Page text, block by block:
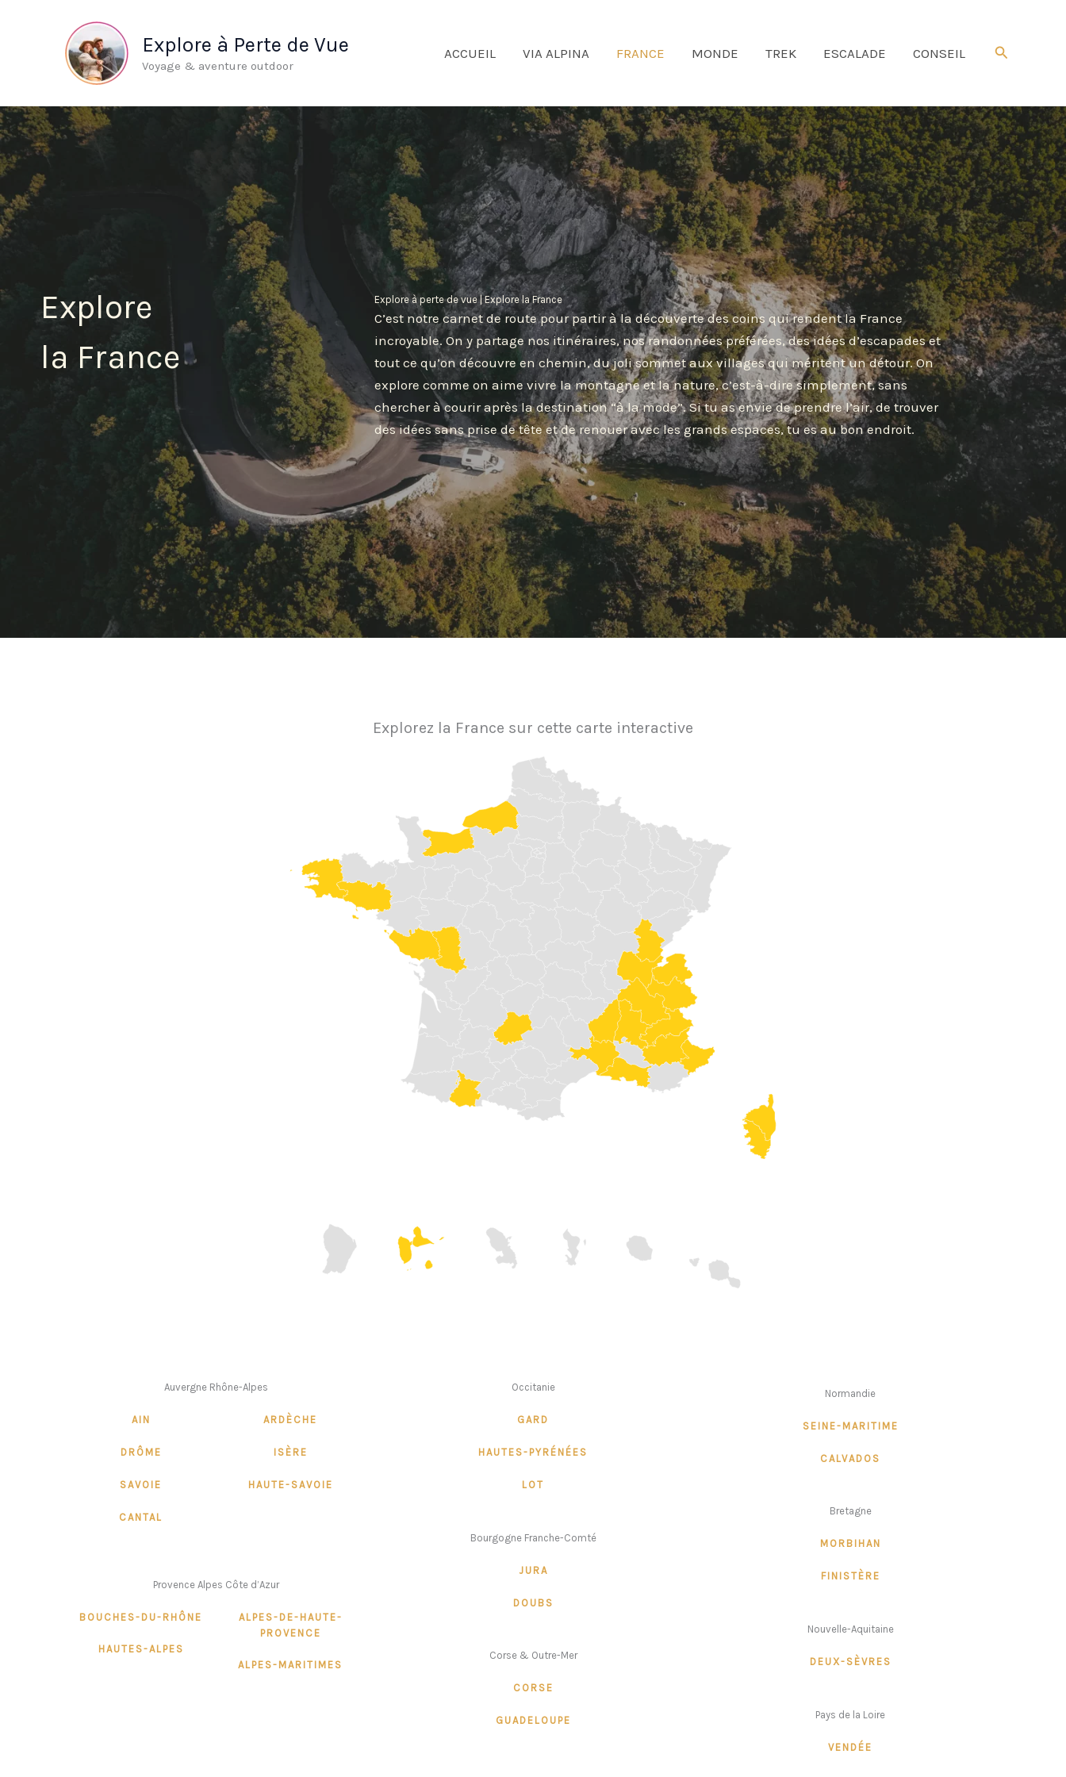
Explore à Perte de Vue
Voyage & aventure outdoor
ACCUEIL VIA ALPINA FRANCE MONDE TREK ESCALADE CONSEIL Rechercher
Explore
la France
Explore à perte de vue | Explore la France
C’est notre carnet de route pour partir à la découverte des coins qui rendent la France
incroyable. On y partage nos itinéraires, nos randonnées préférées, des idées d’escapades et
tout ce qu’on découvre en chemin, du joli sommet aux villages qui méritent un détour. On
explore comme on aime vivre la montagne et la nature, c’est-à-dire simplement, sans
chercher à courir après la destination “à la mode”. Si tu as envie de prendre l’air, de trouver
des idées sans prise de tête et de renouer avec les grands espaces, tu es au bon endroit.
Explorez la France sur cette carte interactive
Auvergne Rhône-Alpes
AIN
DRÔME
SAVOIE
CANTAL
ARDÈCHE
ISÈRE
HAUTE-SAVOIE
Provence Alpes Côte d’Azur
BOUCHES-DU-RHÔNE
HAUTES-ALPES
ALPES-DE-HAUTE-
PROVENCE
ALPES-MARITIMES
Occitanie
GARD
HAUTES-PYRÉNÉES
LOT
Bourgogne Franche-Comté
JURA
DOUBS
Corse & Outre-Mer
CORSE
GUADELOUPE
Normandie
SEINE-MARITIME
CALVADOS
Bretagne
MORBIHAN
FINISTÈRE
Nouvelle-Aquitaine
DEUX-SÈVRES
Pays de la Loire
VENDÉE